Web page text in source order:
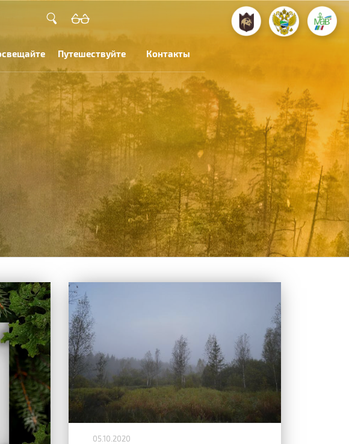
Путешествуйте Контакты
05.10.2020